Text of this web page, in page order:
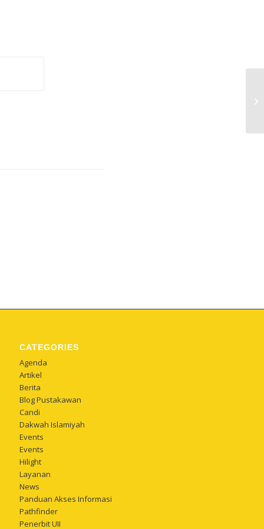
CATEGORIES
Agenda
Artikel
Berita
Blog Pustakawan
Candi
Dakwah Islamiyah
Events
Events
Hilight
Layanan
News
Panduan Akses Informasi
Pathfinder
Penerbit UII